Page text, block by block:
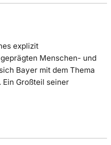
explizit
Menschen- und
Bayer mit dem Thema
Großteil seiner